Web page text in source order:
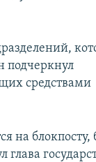
подчеркнул
средствами
на блокпосту,